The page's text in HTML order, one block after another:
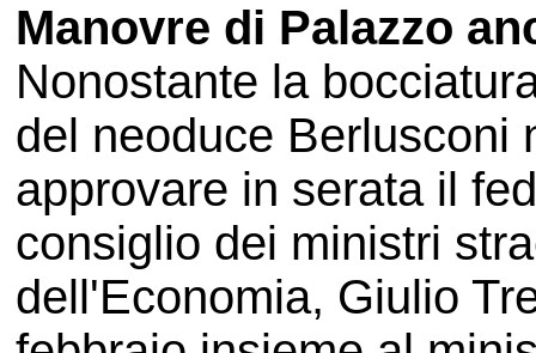
Manovre di Palazzo
Nonostante la
del neoduce Berlusconi
approvare in serata il
consiglio dei ministri
dell'Economia, Giulio